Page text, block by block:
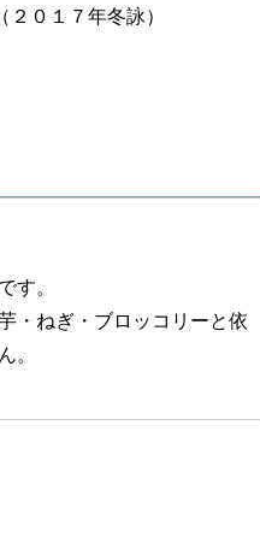
０１７年冬詠）
す。
・ねぎ・ブロッコリーと依
。